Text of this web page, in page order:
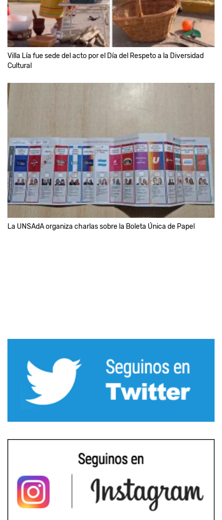
Villa Lía fue sede del acto por el Día del Respeto a la Diversidad
Cultural
La UNSAdA organiza charlas sobre la Boleta Única de Papel